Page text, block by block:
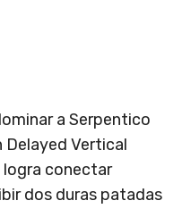
a Serpentico
Delayed Vertical
logra conectar
dos duras patadas